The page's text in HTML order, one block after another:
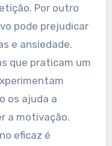
Por outro
pode prejudicar
e ansiedade.
que praticam um
os ajuda a
a motivação.
eficaz é